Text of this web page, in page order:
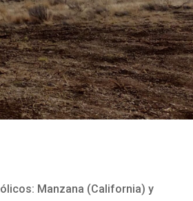
Manzana (California) y